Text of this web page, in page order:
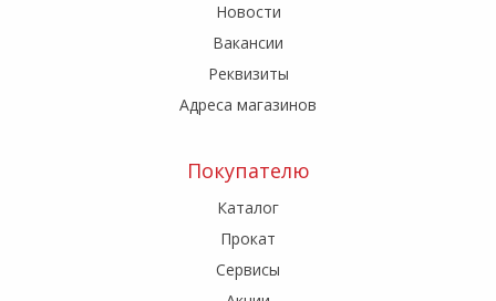
Новости
Вакансии
Реквизиты
Адреса магазинов
Покупателю
Каталог
Прокат
Сервисы